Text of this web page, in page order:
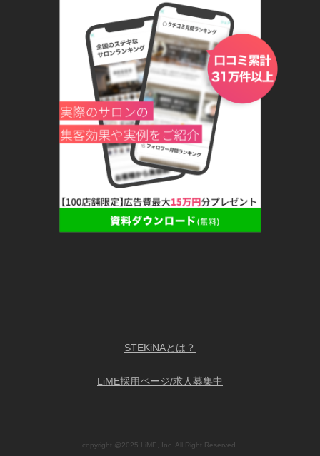
STEKiNAとは？
LiME採用ページ/求人募集中
copyright @2025 LiME, Inc. All Right Reserved.